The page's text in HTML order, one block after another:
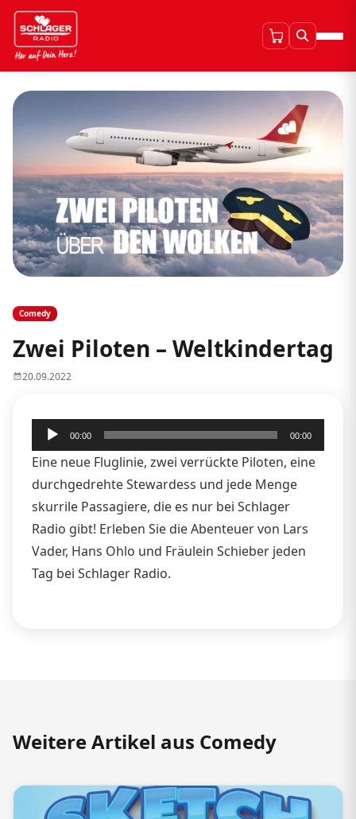
Comedy
Zwei Piloten – Weltkindertag
20.09.2022
Audio-
Player
00:00 00:00
Eine neue Fluglinie, zwei verrückte Piloten, eine
durchgedrehte Stewardess und jede Menge
skurrile Passagiere, die es nur bei Schlager
Radio gibt! Erleben Sie die Abenteuer von Lars
Vader, Hans Ohlo und Fräulein Schieber jeden
Tag bei Schlager Radio.
Weitere Artikel aus Comedy